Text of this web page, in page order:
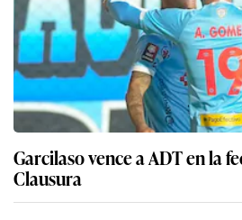
Garcilaso vence a ADT en la
Clausura